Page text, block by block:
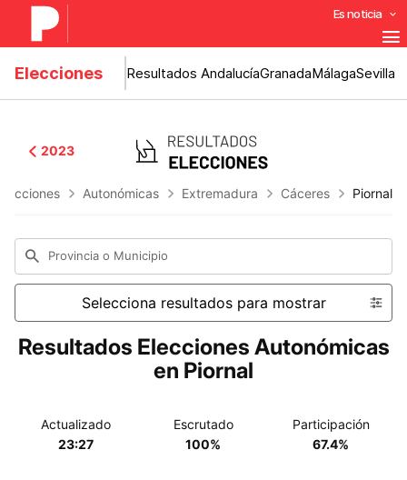
Es noticia
Elecciones Resultados AndalucíaGranadaMálagaSevilla
2023
Autonómicas Extremadura Cáceres Piornal
Provincia o Municipio
Selecciona resultados para mostrar
Resultados Elecciones Autonómicas
en Piornal
Actualizado
23:27
Escrutado
100%
Participación
67.4%